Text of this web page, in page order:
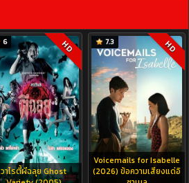
วาไรตี้ผีฉลุย Ghost
6 HD
Voicemails for Isabelle
(2026) ข้อความเสียงแด่อิ
7.3 HD